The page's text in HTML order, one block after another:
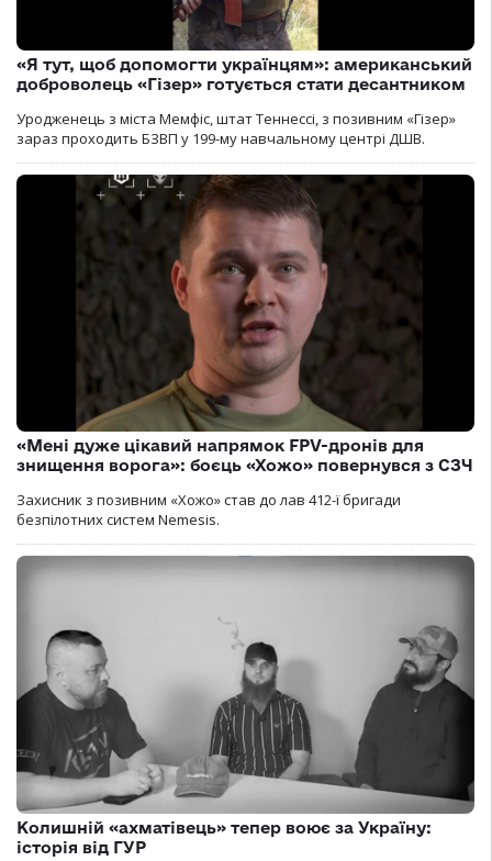
«Я тут, щоб допомогти українцям»: американський
доброволець «Гізер» готується стати десантником
Уродженець з міста Мемфіс, штат Теннессі, з позивним «Гізер»
зараз проходить БЗВП у 199-му навчальному центрі ДШВ.
«Мені дуже цікавий напрямок FPV-дронів для
знищення ворога»: боєць «Хожо» повернувся з СЗЧ
Захисник з позивним «Хожо» став до лав 412-ї бригади
безпілотних систем Nemesis.
Колишній «ахматівець» тепер воює за Україну:
історія від ГУР